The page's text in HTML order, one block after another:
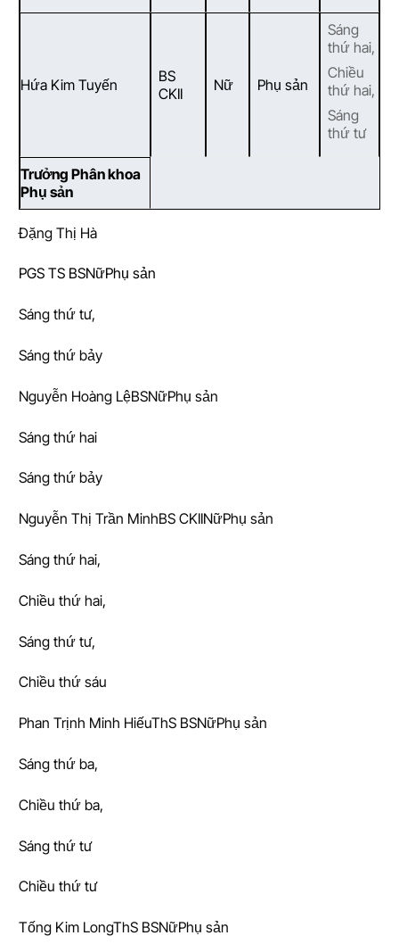
Hứa Kim Tuyến
BS
CKII
Nữ Phụ sản
Sáng
thứ hai,
Chiều
thứ hai,
Sáng
thứ tư
Trưởng Phân khoa
Phụ sản
Đặng Thị Hà
PGS TS BSNữPhụ sản
Sáng thứ tư,
Sáng thứ bảy
Nguyễn Hoàng LệBSNữPhụ sản
Sáng thứ hai
Sáng thứ bảy
Nguyễn Thị Trần MinhBS CKIINữPhụ sản
Sáng thứ hai,
Chiều thứ hai,
Sáng thứ tư,
Chiều thứ sáu
Phan Trịnh Minh HiếuThS BSNữPhụ sản
Sáng thứ ba,
Chiều thứ ba,
Sáng thứ tư
Chiều thứ tư
Tống Kim LongThS BSNữPhụ sản